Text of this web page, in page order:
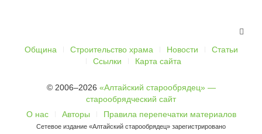
Община Строительство храма Новости
Статьи
Ссылки
Карта сайта
© 2006–2026 «Алтайский старообрядец» —
старообрядческий сайт
О нас
Авторы Правила перепечатки материалов
Сетевое издание «Алтайский старообрядец» зарегистрировано